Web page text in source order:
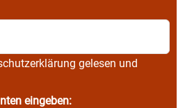
gelesen und
eingeben: